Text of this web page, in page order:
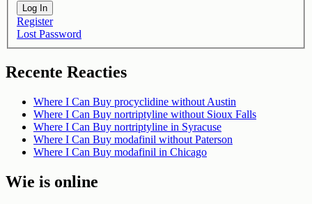
Log In
Register
Lost Password
Recente Reacties
Where I Can Buy procyclidine without Austin
Where I Can Buy nortriptyline without Sioux Falls
Where I Can Buy nortriptyline in Syracuse
Where I Can Buy modafinil without Paterson
Where I Can Buy modafinil in Chicago
Wie is online